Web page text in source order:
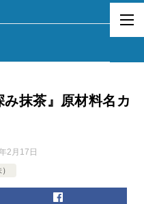
抹茶』原材料名カ
2月17日